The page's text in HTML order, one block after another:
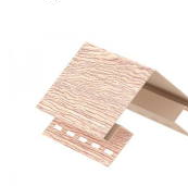
избранное сравнить